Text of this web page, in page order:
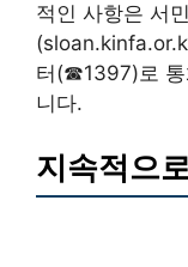
적인 사항은 서
터(☎1397)로 통
니다.
지속적으